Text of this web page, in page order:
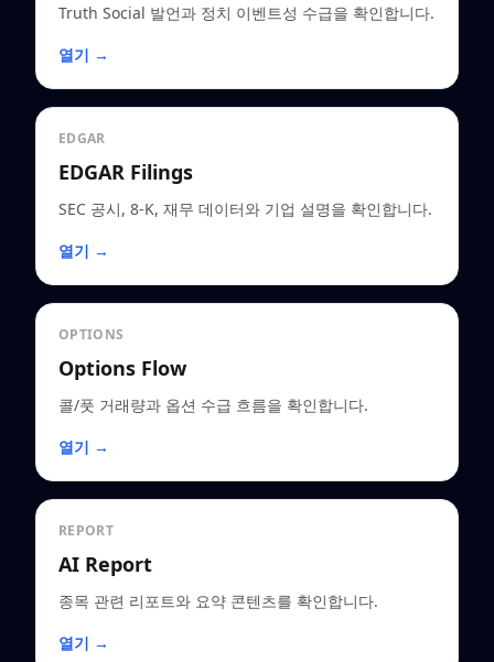
Truth Social 발언과 정치 이벤트성 수급을 확인합니다.
열기 →
EDGAR
EDGAR Filings
SEC 공시, 8-K, 재무 데이터와 기업 설명을 확인합니다.
열기 →
OPTIONS
Options Flow
콜/풋 거래량과 옵션 수급 흐름을 확인합니다.
열기 →
REPORT
AI Report
종목 관련 리포트와 요약 콘텐츠를 확인합니다.
열기 →